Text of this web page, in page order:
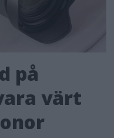
på
värt